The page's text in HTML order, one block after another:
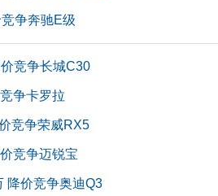
争奔驰E级
竞争长城C30
争卡罗拉
竞争荣威RX5
竞争迈锐宝
降价竞争奥迪Q3